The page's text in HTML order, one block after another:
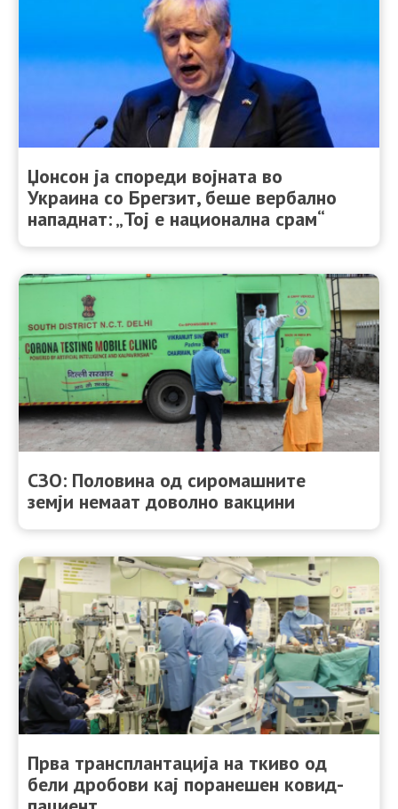
Џонсон ја спореди војната во
Украина со Брегзит, беше вербално
нападнат: „Тој е национална срам“
СЗО: Половина од сиромашните
земји немаат доволно вакцини
Прва трансплантација на ткиво од
бели дробови кај поранешен ковид-